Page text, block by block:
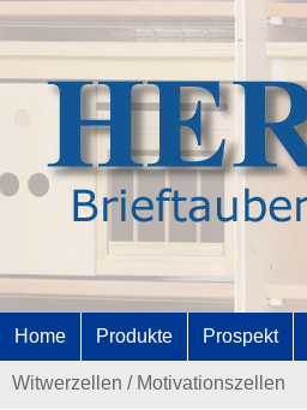
Home Produkte Prospekt
Witwerzellen / Motivationszellen